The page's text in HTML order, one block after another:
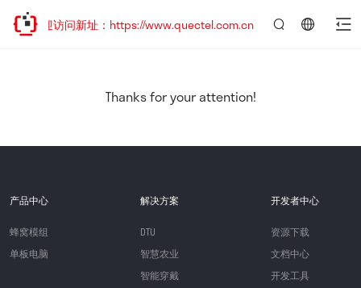
移，欢迎访问新址：https://www.quectel.com.cn
Thanks for your attention!
产品中心
蜂窝模组
单板电脑
解决方案
DTU
智慧农业
智能穿戴
开发者中心
资源下载
文档中心
开发工具